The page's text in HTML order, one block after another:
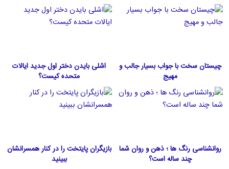
چیستان سخت با جواب بسیار جالب و
مهیج
اشلی بایدن دختر اول جدید ایالات
متحده كيست؟
روانشناسی رنگ ها ؛ ذهن و روان شما
چند ساله است؟
بازیگران پایتخت را در کنار همسرانشان
ببینید